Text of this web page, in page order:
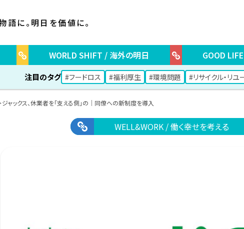
語に。明日を価値に。
WORLD SHIFT / 海外の明日 GOOD
注目のタグ #フードロス #福利厚生 #環境問題 #リサイクル・リユ
ジャックス、休業者を「支える側」の｜同僚への新制度を導入
WELL&WORK / 働く幸せを考える